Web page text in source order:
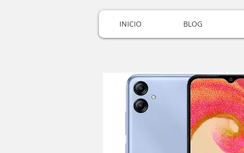
INICIO BLOG